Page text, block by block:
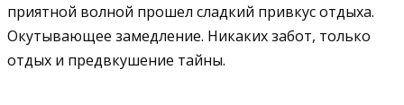
приятной волной прошел сладкий привкус отдыха.
Окутывающее замедление. Никаких забот, только
отдых и предвкушение тайны.